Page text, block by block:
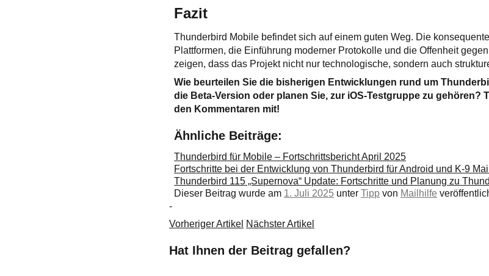
Fazit
Thunderbird Mobile befindet sich auf einem guten Weg. Die
Plattformen, die Einführung moderner Protokolle und die Offenheit
zeigen, dass das Projekt nicht nur technologische, sondern auch
Wie beurteilen Sie die bisherigen Entwicklungen rund um
die Beta-Version oder planen Sie, zur iOS-Testgruppe zu gehören?
den Kommentaren mit!
Ähnliche Beiträge:
Thunderbird für Mobile – Fortschrittsbericht April 2025
Fortschritte bei der Entwicklung von Thunderbird für Android und K-9 Mail
Thunderbird 115 „Supernova“ Update: Fortschritte und Planung zu
Dieser Beitrag wurde am 1. Juli 2025 unterTipp von Mailhilfe
-
Vorheriger Artikel Nächster Artikel
Hat Ihnen der Beitrag gefallen?